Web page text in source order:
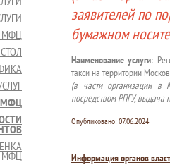
МФЦ
МФЦ
МФЦ
заявителей по
бумажном
Наименование услуги:
такси на территории
(в части организации в
посредством РПГУ, выдача
Опубликовано: 07.06.2024
Информация органов